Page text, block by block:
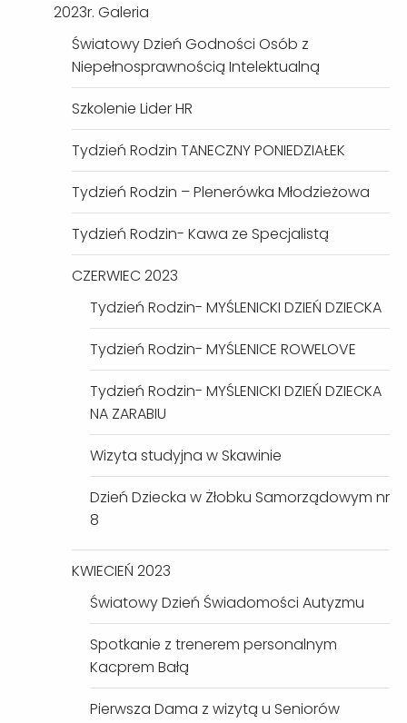
2023r. Galeria
Światowy Dzień Godności Osób z
Niepełnosprawnością Intelektualną
Szkolenie Lider HR
Tydzień Rodzin TANECZNY PONIEDZIAŁEK
Tydzień Rodzin – Plenerówka Młodzieżowa
Tydzień Rodzin- Kawa ze Specjalistą
CZERWIEC 2023
Tydzień Rodzin- MYŚLENICKI DZIEŃ DZIECKA
Tydzień Rodzin- MYŚLENICE ROWELOVE
Tydzień Rodzin- MYŚLENICKI DZIEŃ DZIECKA
NA ZARABIU
Wizyta studyjna w Skawinie
Dzień Dziecka w Żłobku Samorządowym nr
8
KWIECIEŃ 2023
Światowy Dzień Świadomości Autyzmu
Spotkanie z trenerem personalnym
Kacprem Bałą
Pierwsza Dama z wizytą u Seniorów